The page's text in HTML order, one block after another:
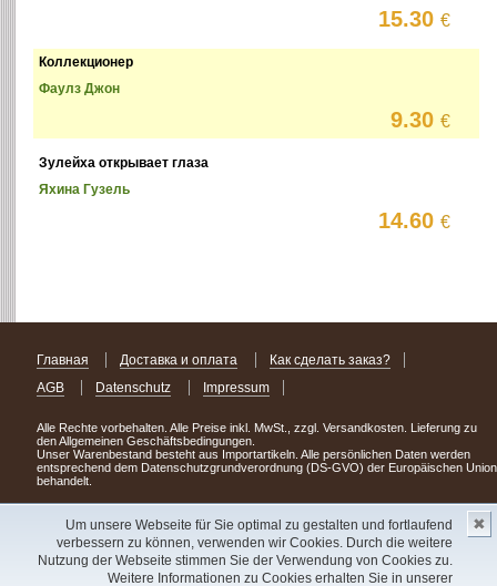
Um unsere Webseite für Sie optimal zu gestalten und fortlaufend
verbessern zu können, verwenden wir Cookies. Durch die weitere
Nutzung der Webseite stimmen Sie der Verwendung von Cookies zu.
Weitere Informationen zu Cookies erhalten Sie in unserer
✖
15.30€
Коллекционер
Фаулз Джон
9.30€
Зулейха открывает глаза
Яхина Гузель
14.60€
Главная Доставка и оплата
Как сделать заказ?
AGB
Datenschutz Impressum
Alle Rechte vorbehalten. Alle Preise inkl. MwSt., zzgl. Versandkosten. Lieferung zu
den Allgemeinen Geschäftsbedingungen.
Unser Warenbestand besteht aus Importartikeln. Alle persönlichen Daten werden
entsprechend dem Datenschutzgrundverordnung (DS-GVO) der Europäischen Union
behandelt.
Сделав заказ сегодня, уже через день или два Вы можете стать обладателем
НОВИНКИ из Германии! Удачного поиска!
Copyright 2003 - 2023 © Express-Kniga
V.A.Vorobiev